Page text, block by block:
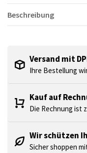
Beschreibung
Versand mit
Ihre Bestellung
Kauf auf
Die Rechnung ist
Wir schützen
Sicher shoppen